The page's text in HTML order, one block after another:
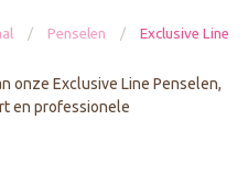
/ Penselen / Exclusive Line
onze Exclusive Line Penselen,
en professionele